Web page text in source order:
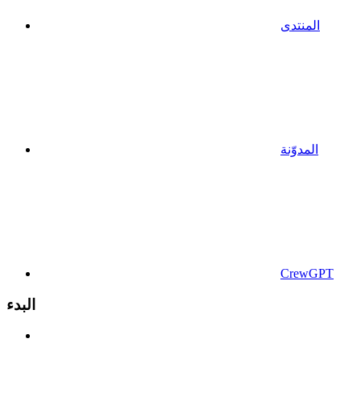
المنتدى
المدوّنة
CrewGPT
البدء